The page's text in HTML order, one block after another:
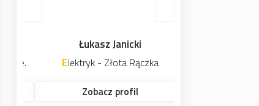
Łukasz Janicki
Elektryk - Złota Rączka
Zobacz profil